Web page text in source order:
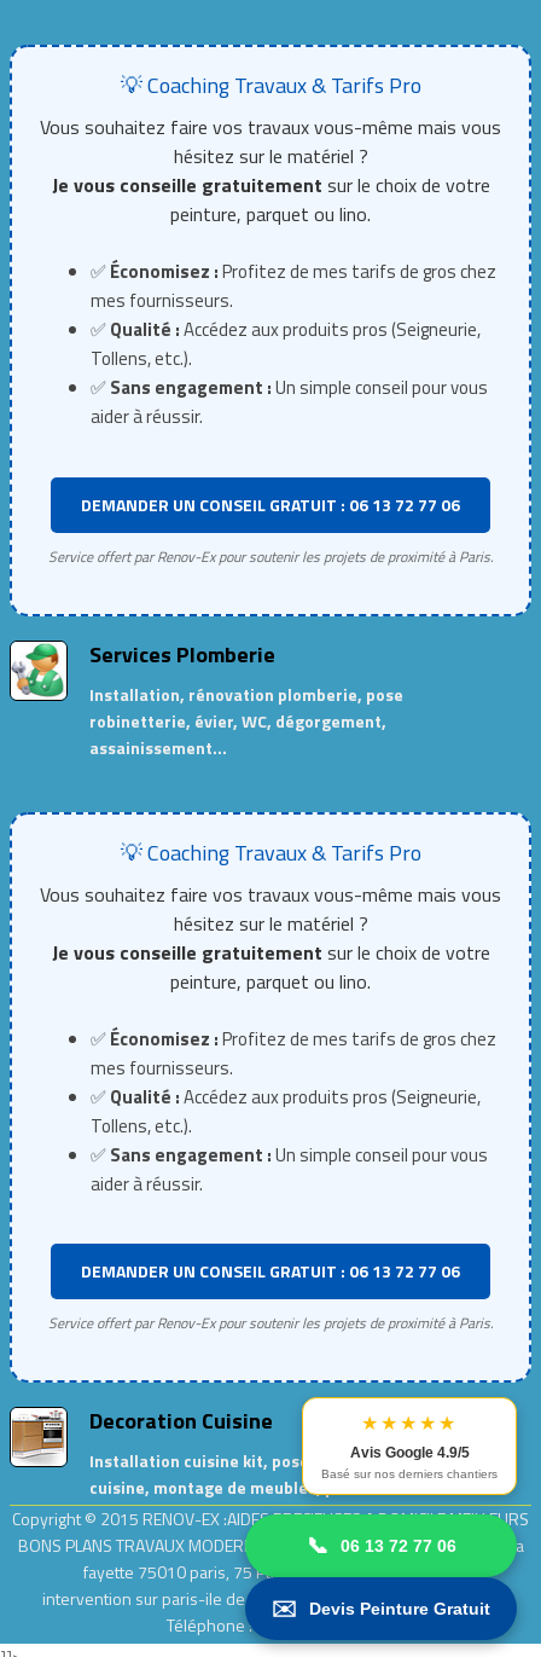
★★★★★
Avis Google 4.9/5
Basé sur nos derniers chantiers
📞 06 13 72 77 06
✉️ Devis Peinture Gratuit
💡 Coaching Travaux & Tarifs Pro
Vous souhaitez faire vos travaux vous-même mais vous
hésitez sur le matériel ?
Je vous conseille gratuitement sur le choix de votre
peinture, parquet ou lino.
✅Économisez :Profitez de mes tarifs de gros chez
mes fournisseurs.
✅Qualité :Accédez aux produits pros (Seigneurie,
Tollens, etc.).
✅Sans engagement :Un simple conseil pour vous
aider à réussir.
DEMANDER UN CONSEIL GRATUIT : 06 13 72 77 06
Service offert par Renov-Ex pour soutenir les projets de proximité à Paris.
Services Plomberie
Installation, rénovation plomberie, pose
robinetterie, évier, WC, dégorgement,
assainissement…
💡 Coaching Travaux & Tarifs Pro
Vous souhaitez faire vos travaux vous-même mais vous
hésitez sur le matériel ?
Je vous conseille gratuitement sur le choix de votre
peinture, parquet ou lino.
✅Économisez :Profitez de mes tarifs de gros chez
mes fournisseurs.
✅Qualité :Accédez aux produits pros (Seigneurie,
Tollens, etc.).
✅Sans engagement :Un simple conseil pour vous
aider à réussir.
DEMANDER UN CONSEIL GRATUIT : 06 13 72 77 06
Service offert par Renov-Ex pour soutenir les projets de proximité à Paris.
Decoration Cuisine
Installation cuisine kit, pose de meubles de
cuisine, montage de meubles, peinture cuisine…
Copyright © 2015 RENOV-EX :AIDES PRECIEUSES A DOMICILE.MEILLEURS
BONS PLANS TRAVAUX MODERNES ET ECOLOGIQUES| Adresse : rue la
fayette 75010 paris, 75 Paris .| EntrepriseRenov-ex
intervention sur paris-ile de france [ 75,77,78,91,92,93,94,95]
Téléphone : 0 9 54 64 64 55.